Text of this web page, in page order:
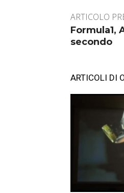
ARTICOLO
Formula1,
secondo
ARTICOLI DI